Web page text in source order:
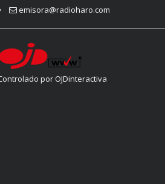
emisora@radioharo.com
por OJDinteractiva